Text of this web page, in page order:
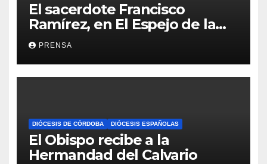
El sacerdote Francisco
Ramírez, en El Espejo de la
Iglesia
PRENSA
DIÓCESIS DE CÓRDOBA DIÓCESIS ESPAÑOLAS
El Obispo recibe a la
Hermandad del Calvario